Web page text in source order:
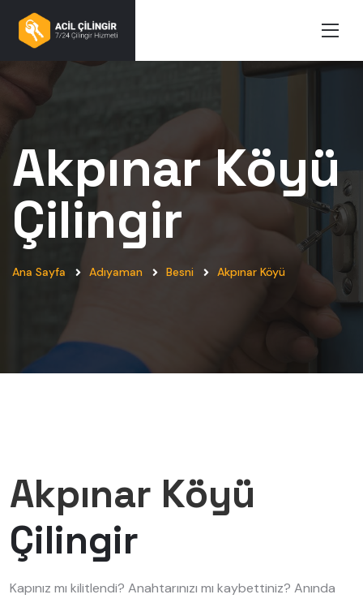
Akpınar Köyü
Çilingir
Ana Sayfa Adıyaman Besni Akpınar Köyü
Akpınar Köyü
Çilingir
Kapınız mı kilitlendi? Anahtarınızı mı kaybettiniz? Anında